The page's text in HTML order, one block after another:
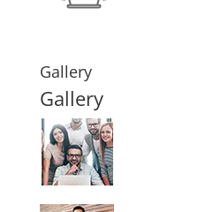
Gallery
Gallery